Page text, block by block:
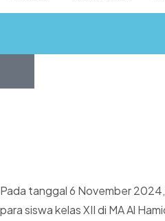
Pada tanggal 6 November
para siswa kelas XII di MA Al